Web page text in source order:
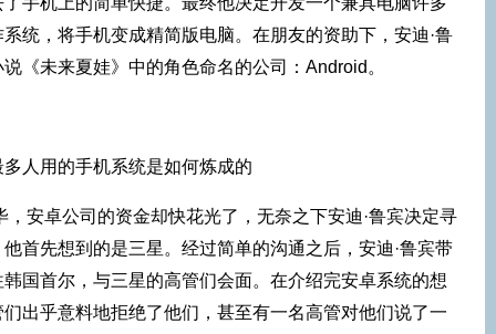
统，将手机变成精简版电脑。在朋友的资助下，安迪·鲁
《未来夏娃》中的角色命名的公司：Android。
安卓公司的资金却快花光了，无奈之下安迪·鲁宾决定寻
首先想到的是三星。经过简单的沟通之后，安迪·鲁宾带
国首尔，与三星的高管们会面。在介绍完安卓系统的想
出乎意料地拒绝了他们，甚至有一名高管对他们说了一